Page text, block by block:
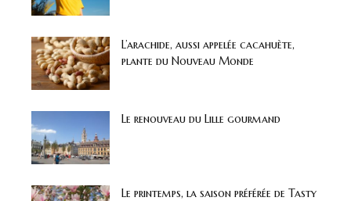
L’arachide, aussi appelée cacahuète,
plante du Nouveau Monde
Le renouveau du Lille gourmand
Le printemps, la saison préférée de Tasty